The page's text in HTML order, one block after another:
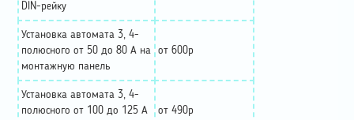
DIN-рейку
Установка автомата 3, 4-
полюсного от 50 до 80 А на
монтажную панель
от 600р
Установка автомата 3, 4-
полюсного от 100 до 125 А
от 490р